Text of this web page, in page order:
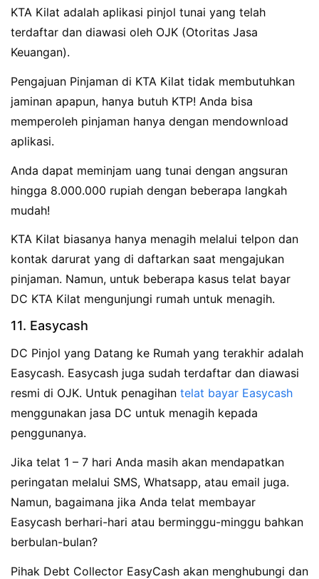
KTA Kilat adalah aplikasi pinjol tunai yang telah
terdaftar dan diawasi oleh OJK (Otoritas Jasa
Keuangan).
Pengajuan Pinjaman di KTA Kilat tidak membutuhkan
jaminan apapun, hanya butuh KTP! Anda bisa
memperoleh pinjaman hanya dengan mendownload
aplikasi.
Anda dapat meminjam uang tunai dengan angsuran
hingga 8.000.000 rupiah dengan beberapa langkah
mudah!
KTA Kilat biasanya hanya menagih melalui telpon dan
kontak darurat yang di daftarkan saat mengajukan
pinjaman. Namun, untuk beberapa kasus telat bayar
DC KTA Kilat mengunjungi rumah untuk menagih.
11. Easycash
DC Pinjol yang Datang ke Rumah yang terakhir adalah
Easycash. Easycash juga sudah terdaftar dan diawasi
resmi di OJK. Untuk penagihan telat bayar Easycash
menggunakan jasa DC untuk menagih kepada
penggunanya.
Jika telat 1 – 7 hari Anda masih akan mendapatkan
peringatan melalui SMS, Whatsapp, atau email juga.
Namun, bagaimana jika Anda telat membayar
Easycash berhari-hari atau berminggu-minggu bahkan
berbulan-bulan?
Pihak Debt Collector EasyCash akan menghubungi dan